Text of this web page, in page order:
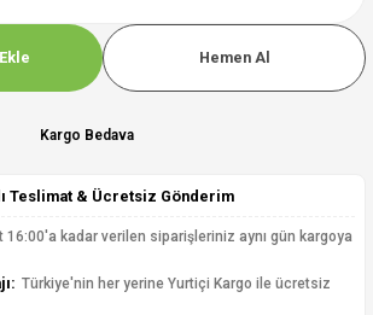
Hemen Al
Kargo Bedava
Teslimat & Ücretsiz Gönderim
16:00'a kadar verilen siparişleriniz aynı gün kargoya
Türkiye'nin her yerine Yurtiçi Kargo ile ücretsiz